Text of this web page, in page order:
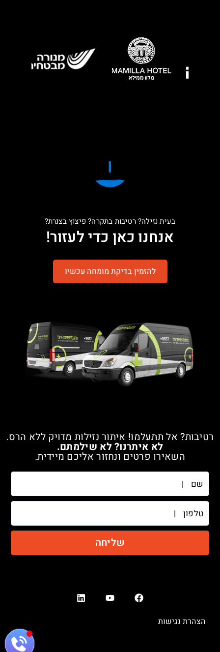
בעית נזילה? רטיבות בתקרה? פיצוץ בצנרת?
אנחנו כאן כדי לעזור!
להזמין בדיקת מומחה עכשיו
רטיבות? אל תתעלמו! איתור נזילות מדויק ללא הרס.
לא איתרנו? לא שילמתם.
השאירו פרטים ונחזור אליכם מיידית.
שם
טלפון
שליחה
הצהרת נגישות